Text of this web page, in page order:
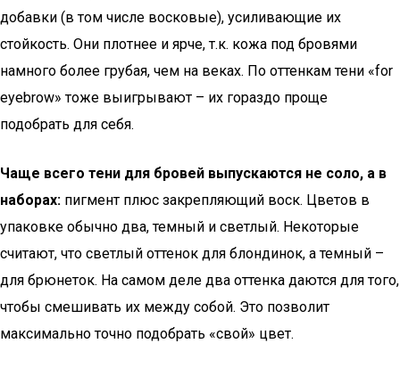
добавки (в том числе восковые), усиливающие их
стойкость. Они плотнее и ярче, т.к. кожа под бровями
намного более грубая, чем на веках. По оттенкам тени «for
eyebrow» тоже выигрывают – их гораздо проще
подобрать для себя.
Чаще всего тени для бровей выпускаются не соло, а в
наборах: пигмент плюс закрепляющий воск. Цветов в
упаковке обычно два, темный и светлый. Некоторые
считают, что светлый оттенок для блондинок, а темный –
для брюнеток. На самом деле два оттенка даются для того,
чтобы смешивать их между собой. Это позволит
максимально точно подобрать «свой» цвет.